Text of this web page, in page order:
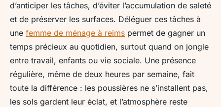
d’anticiper les tâches, d’éviter l’accumulation de saleté
et de préserver les surfaces. Déléguer ces tâches à
une femme de ménage à reims permet de gagner un
temps précieux au quotidien, surtout quand on jongle
entre travail, enfants ou vie sociale. Une présence
régulière, même de deux heures par semaine, fait
toute la différence : les poussières ne s’installent pas,
les sols gardent leur éclat, et l’atmosphère reste